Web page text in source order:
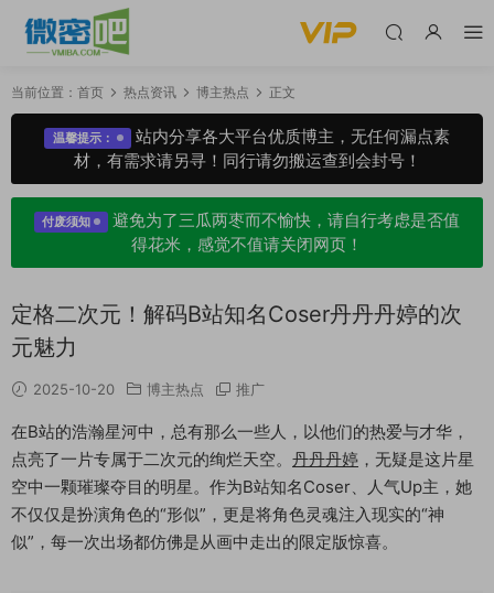
当前位置： 首页 热点资讯 博主热点 正文
温馨提示：
站内分享各大平台优质博主，无任何漏点素
材，有需求请另寻！同行请勿搬运查到会封号！
付废须知
避免为了三瓜两枣而不愉快，请自行考虑是否值
得花米，感觉不值请关闭网页！
定格二次元！解码B站知名Coser丹丹丹婷的次
元魅力
2025-10-20 博主热点 推广
在B站的浩瀚星河中，总有那么一些人，以他们的热爱与才华，
点亮了一片专属于二次元的绚烂天空。 丹丹丹婷 ，无疑是这片星
空中一颗璀璨夺目的明星。作为B站知名Coser、人气Up主，她
不仅仅是扮演角色的“形似”，更是将角色灵魂注入现实的“神
似”，每一次出场都仿佛是从画中走出的限定版惊喜。